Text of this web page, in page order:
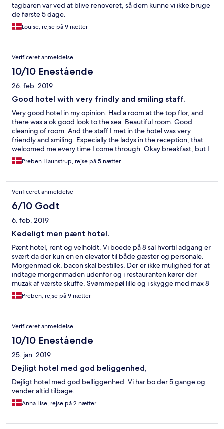
tagbaren var ved at blive renoveret, så dem kunne vi ikke bruge
de første 5 dage.
Louise, rejse på 9 nætter
Verificeret anmeldelse
10/10 Enestående
26. feb. 2019
Good hotel with very frindly and smiling staff.
Very good hotel in my opinion. Had a room at the top flor, and
there was a ok good look to the sea. Beautiful room. Good
cleaning of room. And the staff I met in the hotel was very
friendly and smiling. Especially the ladys in the reception, that
welcomed me every time I come through. Okay breakfast, but I
would have like if the sausages was hot and not could.
Preben Haunstrup, rejse på 5 nætter
Verificeret anmeldelse
6/10 Godt
6. feb. 2019
Kedeligt men pænt hotel.
Pænt hotel, rent og velholdt. Vi boede på 8 sal hvortil adgang er
svært da der kun en en elevator til både gæster og personale.
Morgenmad ok, bacon skal bestilles. Der er ikke mulighed for at
indtage morgenmaden udenfor og i restauranten kører der
muzak af værste skuffe. Svømmepøl lille og i skygge med max 8
liggestole, ingen bar i dagtimer er hotellet som lukket. Pænt
hotel men som helhed en skuffende oplevelse.
Preben, rejse på 9 nætter
Verificeret anmeldelse
10/10 Enestående
25. jan. 2019
Dejligt hotel med god beliggenhed,
Dejligt hotel med god belliggenhed. Vi har bo der 5 gange og
vender altid tilbage.
Anna Lise, rejse på 2 nætter